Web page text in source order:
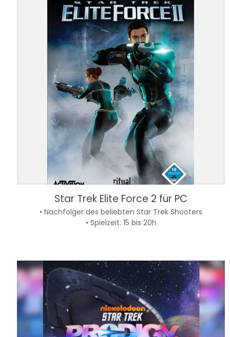
Star Trek Elite Force 2 für PC
• Nachfolger des beliebten Star Trek Shooters
• Spielzeit: 15 bis 20h